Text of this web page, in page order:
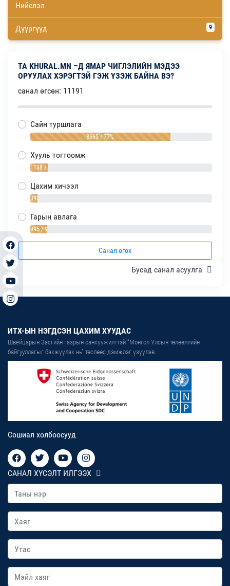
Нийслэл
Дүүргүүд 9
ТА KHURAL.MN –Д ЯМАР ЧИГЛЭЛИЙН МЭДЭЭ
ОРУУЛАХ ХЭРЭГТЭЙ ГЭЖ ҮЗЭЖ БАЙНА ВЭ?
санал өгсөн: 11191
Сайн туршлага
8665 / 77%
Хууль тогтоомж
1138 / 10%
Цахим хичээл
393 / 4%
Гарын авлага
995 / 9%
Санал өгөх
Бусад санал асуулга
ИТХ-ЫН НЭГДСЭН ЦАХИМ ХУУДАС
Швейцарын Засгийн газрын санхүүжилттэй “Монгол Улсын төлөөллийн
байгууллагыг бэхжүүлэх нь” төслөөс дэмжлэг үзүүлэв.
Сошиал холбоосууд
САНАЛ ХҮСЭЛТ ИЛГЭЭХ